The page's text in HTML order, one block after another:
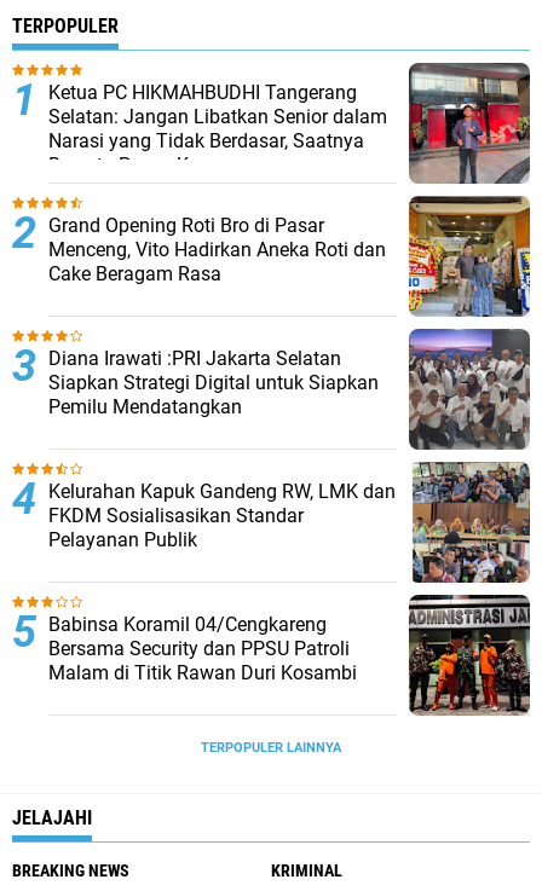
TERPOPULER
Ketua PC HIKMAHBUDHI Tangerang
Selatan: Jangan Libatkan Senior dalam
Narasi yang Tidak Berdasar, Saatnya
Bersatu Pasca Kongres
Grand Opening Roti Bro di Pasar
Menceng, Vito Hadirkan Aneka Roti dan
Cake Beragam Rasa
Diana Irawati :PRI Jakarta Selatan
Siapkan Strategi Digital untuk Siapkan
Pemilu Mendatangkan
Kelurahan Kapuk Gandeng RW, LMK dan
FKDM Sosialisasikan Standar
Pelayanan Publik
Babinsa Koramil 04/Cengkareng
Bersama Security dan PPSU Patroli
Malam di Titik Rawan Duri Kosambi
TERPOPULER LAINNYA
JELAJAHI
BREAKING NEWS KRIMINAL